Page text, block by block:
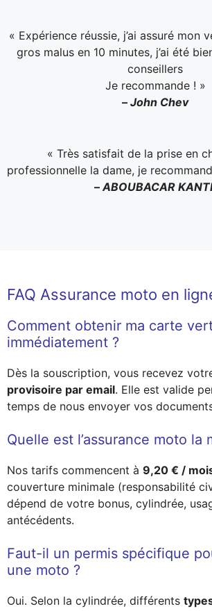
« Expérience réussie, j’ai assuré mon
gros malus en 10 minutes, j’ai été
conseillers
Je recommande ! »
– John Chev
« Très satisfait de la prise en
professionnelle la dame, je
–ABOUBACAR
FAQ Assurance moto en
Comment obtenir ma carte
immédiatement ?
Dès la souscription, vous recevez
provisoire par email. Elle est valide
temps de nous envoyer vos
Quelle est l’assurance moto la
Nos tarifs commencent à 9,20 € /
couverture minimale (responsabilité
dépend de votre bonus, cylindrée,
antécédents.
Faut-il un permis spécifique
une moto ?
Oui. Selon la cylindrée, différents